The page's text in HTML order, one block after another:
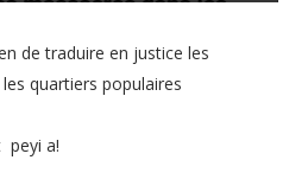
de traduire en justice les
quartiers populaires
a!